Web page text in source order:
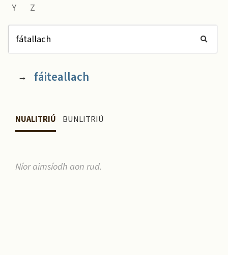
Y
Z
→ fáiteallach
NUALITRIÚ BUNLITRIÚ
Níor aimsíodh aon rud.